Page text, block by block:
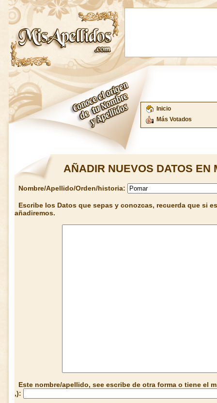
Inicio
Más Votados
AÑADIR NUEVOS DATOS EN
Nombre/Apellido/Orden/historia:
Escribe los Datos que sepas y conozcas, recuerda que si
añadiremos.
Este nombre/apellido, see escribe de otra forma o tiene el
,):